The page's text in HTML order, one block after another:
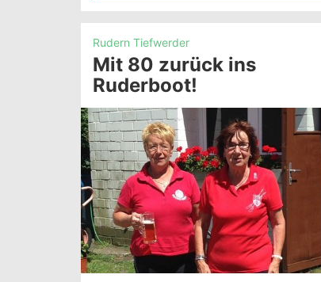
Rudern Tiefwerder
Mit 80 zurück ins
Ruderboot!